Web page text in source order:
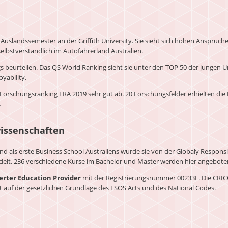
an der Griffith University. Sie sieht sich hohen
im Autofahrerland Australien.
Das QS World Ranking sieht sie unter den TOP 50 der
ERA 2019 sehr gut ab. 20 Forschungsfelder erhielten
als erste Business School Australiens wurde sie von der Globaly
236 verschiedene Kurse im Bachelor und Master werden hier
Education Provider mit der Registrierungsnummer 00233E. Die
der gesetzlichen Grundlage des ESOS Acts und des National Codes.